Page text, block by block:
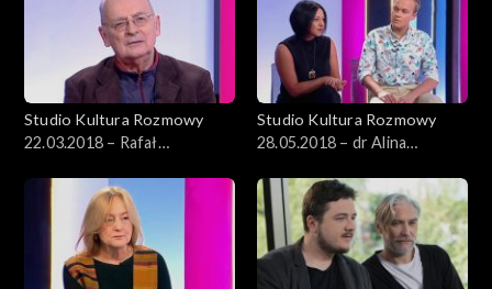
Studio Kultura Rozmowy
22.03.2018 – Rafał
Studio Kultura Rozmowy
28.05.2018 – dr Alina